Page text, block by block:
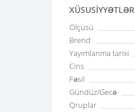
XÜSUSIYYƏTLƏR
Ölçüsü
Brend
Yayımlanma tarixi
Cins
Fəsil
Gündüz/Gecə
Qruplar